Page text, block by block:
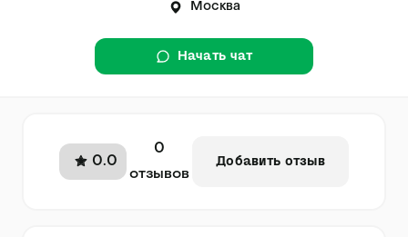
Москва
Начать чат
0.0
0
отзывов
Добавить отзыв